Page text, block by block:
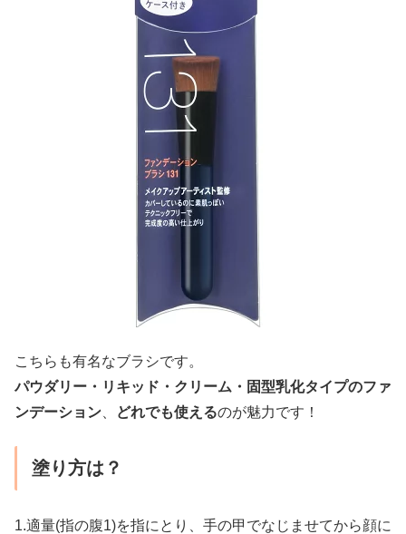
こちらも有名なブラシです。
パウダリー・リキッド・クリーム・固型乳化タイプのファ
ンデーション
どれでも使えるのが魅力です！
塗り方は？
1.適量(指の腹1)を指にとり、手の甲でなじませてから顔に